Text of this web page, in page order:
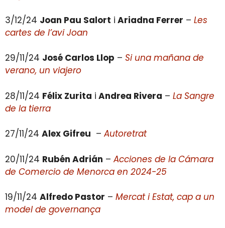
3/12/24 Joan Pau Salort i Ariadna Ferrer – Les
cartes de l’avi Joan
29/11/24 José Carlos Llop – Si una mañana de
verano, un viajero
28/11/24 Félix Zurita i Andrea Rivera – La Sangre
de la tierra
27/11/24 Alex Gifreu –Autoretrat
20/11/24 Rubén Adrián –Acciones de la Cámara
de Comercio de Menorca en 2024-25
19/11/24 Alfredo Pastor – Mercat i Estat, cap a un
model de governança